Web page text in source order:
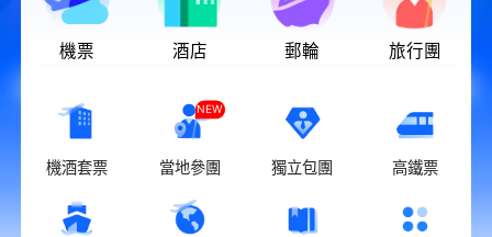
機票 酒店 郵輪 旅行團
機酒套票
NEW
當地參團 獨立包團 高鐵票